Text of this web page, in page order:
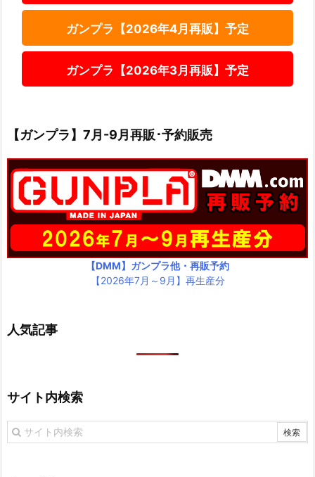
ガンプラ【2026年4月再販】予定
ガンプラ【2026年3月再販】予定
【ガンプラ】7月-9月再販･予約販売
【DMM】ガンプラ他・再販予約
【2026年7月～9月】再生産分
人気記事
サイト内検索